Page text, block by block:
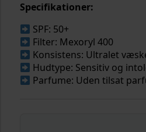
Specifikationer:
SPF: 50+
Filter: Mexoryl 400
Konsistens: Ultralet
Hudtype: Sensitiv og
Parfume: Uden tilsat